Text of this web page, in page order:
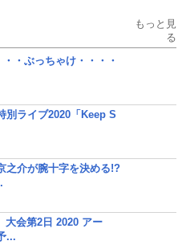
もっと見
る
・・ぶっちゃけ・・・・
別ライブ2020「Keep S
之介が腕十字を決める!?
大会第2日 2020 アー
...